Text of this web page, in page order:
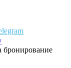
бронирование